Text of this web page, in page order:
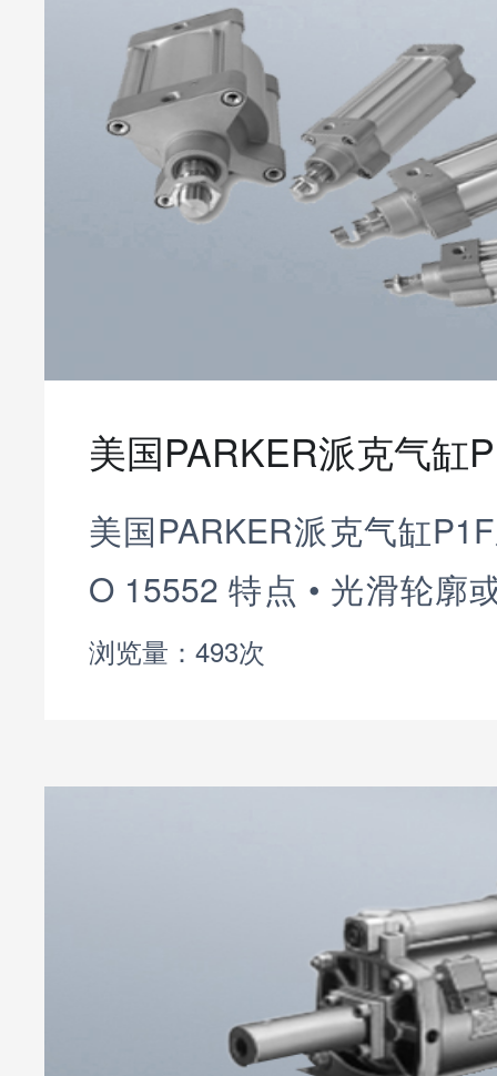
美国PARKER派克气缸
美国PARKER派克气缸
O 15552 特点 • 光滑轮廓
32 - 125 mm • 耐腐蚀设计
浏览量：493次